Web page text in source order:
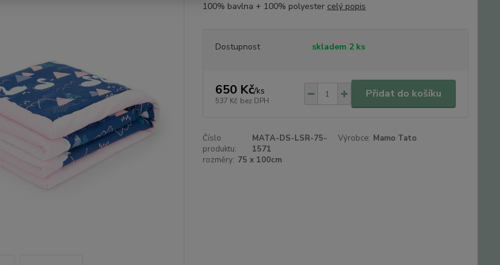
100% bavlna + 100% polyester celý popis
Dostupnost skladem 2 ks
650 Kč/ks
537 Kč bez DPH
Přidat do košíku
Číslo
produktu:
MATA-DS-LSR-75-
1571
Výrobce: Mamo Tato
rozměry: 75 x 100cm